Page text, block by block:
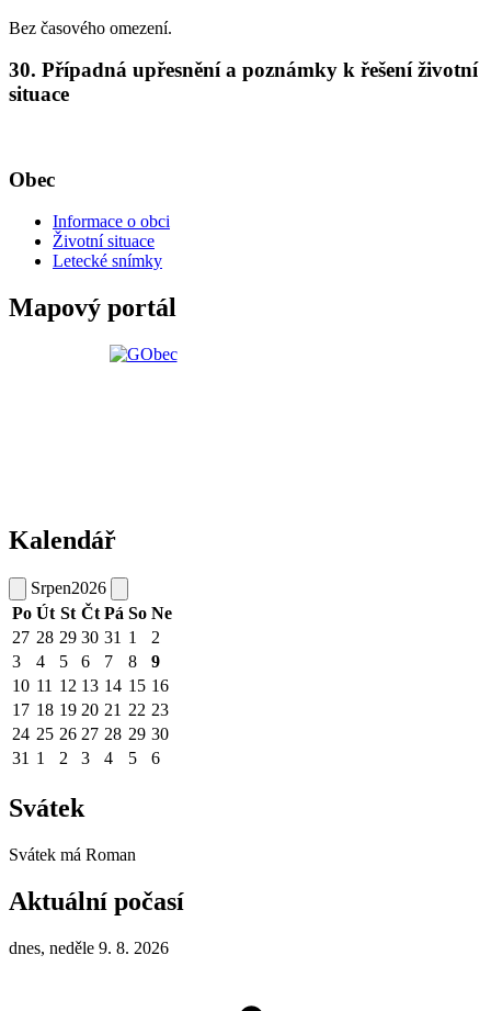
Bez časového omezení.
30. Případná upřesnění a poznámky k řešení životní
situace
Obec
Informace o obci
Životní situace
Letecké snímky
Mapový portál
Kalendář
Srpen2026
Po Út St Čt Pá So Ne
27 28 29 30 31 1
2
3
4 5 6 7 8
9
10 11 12 13 14 15 16
17 18 19 20 21 22 23
24 25 26 27 28 29 30
31 1 2 3 4 5 6
Svátek
Svátek má Roman
Aktuální počasí
dnes, neděle 9. 8. 2026